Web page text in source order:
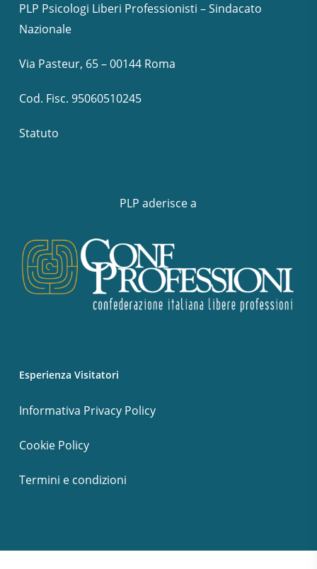
PLP Psicologi Liberi Professionisti – Sindacato
Nazionale
Via Pasteur, 65 – 00144 Roma
Cod. Fisc. 95060510245
Statuto
PLP aderisce a
Esperienza Visitatori
Informativa Privacy Policy
Cookie Policy
Termini e condizioni